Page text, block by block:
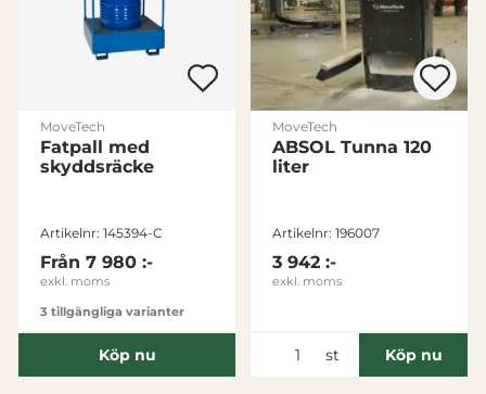
MoveTech
Fatpall med
skyddsräcke
Artikelnr: 145394-C
Från 7 980 :-
exkl. moms
3 tillgängliga varianter
Köp nu
MoveTech
ABSOL Tunna 120
liter
Artikelnr: 196007
3 942 :-
exkl. moms
st Köp nu